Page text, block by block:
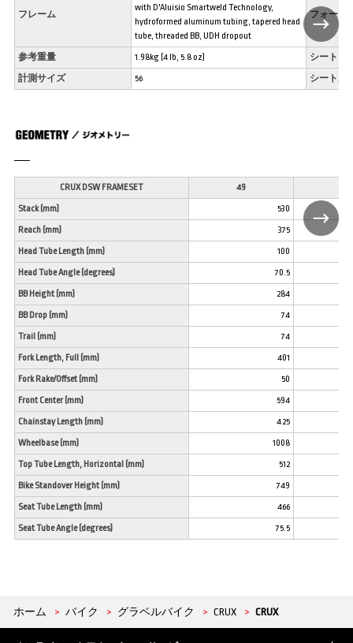
フレーム
with D'Aluisio Smartweld Technology,
hydroformed aluminum tubing, tapered head
tube, threaded BB, UDH dropout
フォーク
参考重量 1.98kg (4 lb, 5.8 oz) シートク
計測サイズ 56 シートポ
CRUX DSW FRAMESET 49
Stack (mm) 530
Reach (mm) 375
Head Tube Length (mm) 100
Head Tube Angle (degrees) 70.5
BB Height (mm) 284
BB Drop (mm) 74
Trail (mm) 74
Fork Length, Full (mm) 401
Fork Rake/Offset (mm) 50
Front Center (mm) 594
Chainstay Length (mm) 425
Wheelbase (mm) 1008
Top Tube Length, Horizontal (mm) 512
Bike Standover Height (mm) 749
Seat Tube Length (mm) 466
Seat Tube Angle (degrees) 75.5
ホーム > バイク > グラベルバイク > CRUX > CRUX